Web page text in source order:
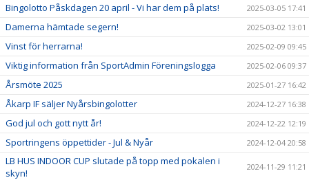
Bingolotto Påskdagen 20 april - Vi har dem på plats! 2025-03-05 17:41
Damerna hämtade segern! 2025-03-02 13:01
Vinst för herrarna! 2025-02-09 09:45
Viktig information från SportAdmin Föreningslogga 2025-02-06 09:37
Årsmöte 2025 2025-01-27 16:42
Åkarp IF säljer Nyårsbingolotter 2024-12-27 16:38
God jul och gott nytt år! 2024-12-22 12:19
Sportringens öppettider - Jul & Nyår 2024-12-04 20:58
LB HUS INDOOR CUP slutade på topp med pokalen i
skyn!
2024-11-29 11:21